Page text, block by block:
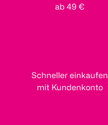
ab 49 €
Schneller einkaufen
mit Kundenkonto